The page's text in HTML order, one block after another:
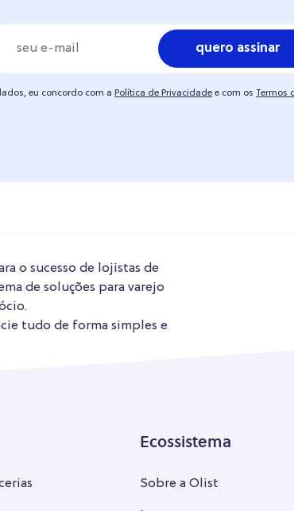
quero assinar
eu concordo com a Política de Privacidade e com os Termos
o sucesso de lojistas de
de soluções para varejo
tudo de forma simples e
Ecossistema
Sobre a Olist